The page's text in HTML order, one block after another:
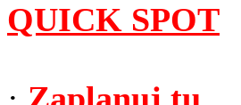
QUICK SPOT